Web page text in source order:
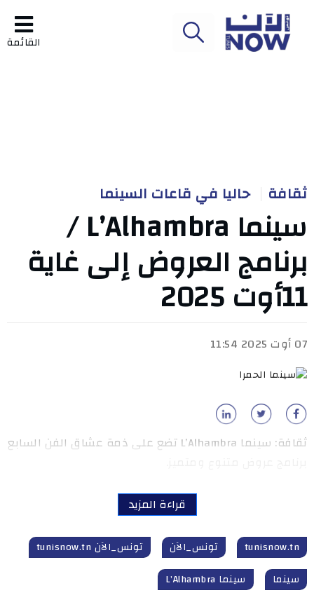
القائمة
ثقافة حاليا في قاعات السينما
سينما L’Alhambra /
برنامج العروض إلى غاية
11أوت 2025
07 أوت 2025 11:54
ثقافة: سينما L’Alhambra تضع على ذمة عشاق الفن السابع
قراءة المزيد
tunisnow.tn تونس_الآن
تونس_الآن tunisnow.tn
سينما
سينما L’Alhambra